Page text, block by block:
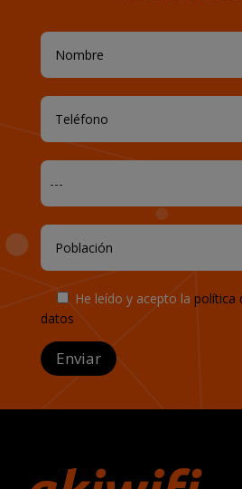
He leído y acepto la política
datos
Enviar